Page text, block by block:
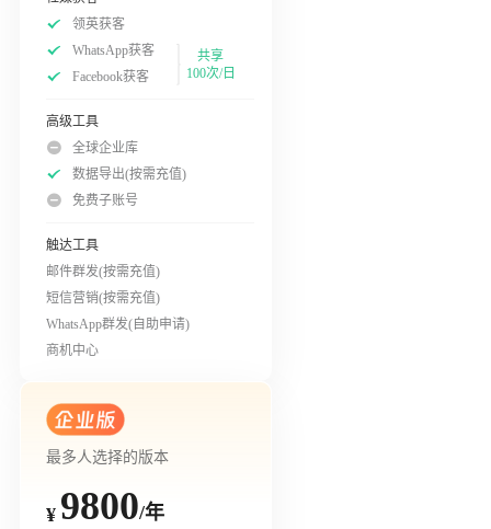
领英获客
WhatsApp获客
Facebook获客
共享
100次/日
高级工具
全球企业库
数据导出(按需充值)
免费子账号
触达工具
邮件群发(按需充值)
短信营销(按需充值)
WhatsApp群发(自助申请)
商机中心
最多人选择的版本
¥ 9800/年